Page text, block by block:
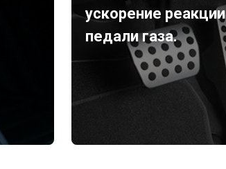
ускорение реакции
педали газа.